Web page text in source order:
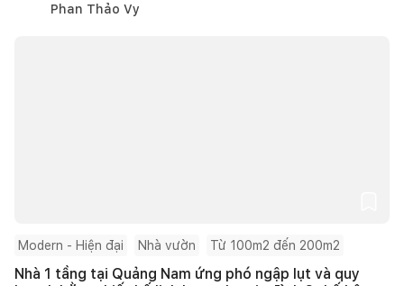
Phan Thảo Vy
Modern - Hiện đại Nhà vườn Từ 100m2 đến 200m2
Nhà 1 tầng tại Quảng Nam ứng phó ngập lụt và quy